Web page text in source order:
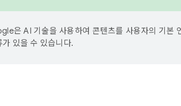
은 AI 기술을 사용하여 콘텐츠를 사용자의 기본
있을 수 있습니다.